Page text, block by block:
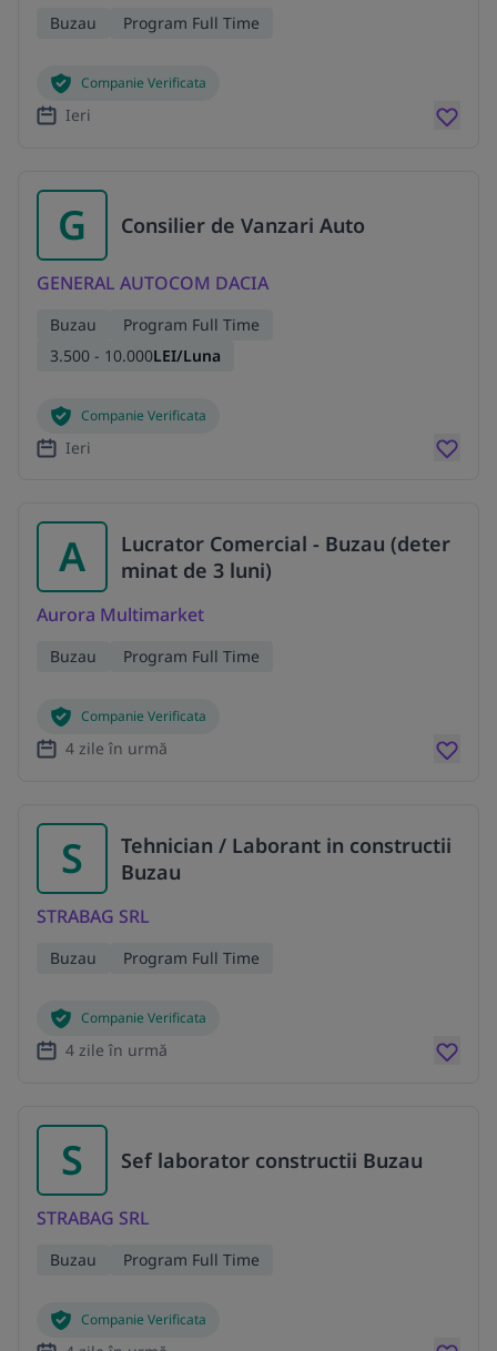
Buzau Program Full Time
Companie Verificata
Ieri
G Consilier de Vanzari Auto
GENERAL AUTOCOM DACIA
Buzau
Program Full Time
3.500 - 10.000LEI/Luna
Companie Verificata
Ieri
A
Lucrator Comercial - Buzau (deter
minat de 3 luni)
Aurora Multimarket
Buzau Program Full Time
Companie Verificata
4 zile în urmă
S
Tehnician / Laborant in constructii
Buzau
STRABAG SRL
Buzau Program Full Time
Companie Verificata
4 zile în urmă
S Sef laborator constructii Buzau
STRABAG SRL
Buzau Program Full Time
Companie Verificata